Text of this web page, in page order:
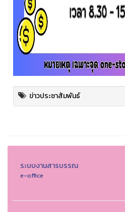
ข่าวประชาสัมพันธ์
ระบบงานสารบรรณ
e-office